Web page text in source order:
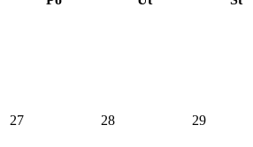
27 28 29